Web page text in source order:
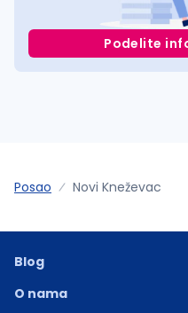
Podelite
Posao Novi Kneževac
Blog
O nama